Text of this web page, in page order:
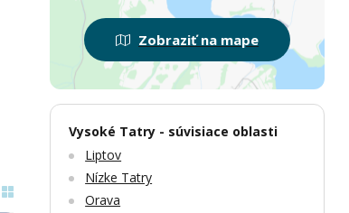
Zobraziť na mape
Vysoké Tatry - súvisiace oblasti
Liptov
Nízke Tatry
Orava